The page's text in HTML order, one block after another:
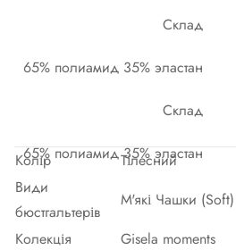
Склад
65% полиамид 35% эластан
Склад
65% полиамид 35% эластан
Колір
Тілесний
Види
бюстгальтерів
М'які Чашки (Soft)
Колекція
Gisela moments